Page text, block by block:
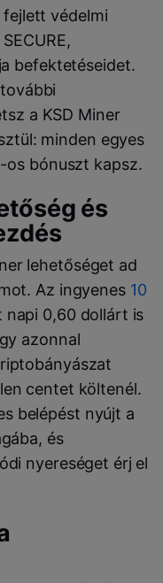
fejlett védelmi
befektetéseidet.
a KSD Miner
minden egyes
bónuszt kapsz.
és
lehetőséget ad
Az ingyenes 10
napi 0,60 dollárt is
azonnal
centet költenél.
belépést nyújt a
és
nyereséget érj el